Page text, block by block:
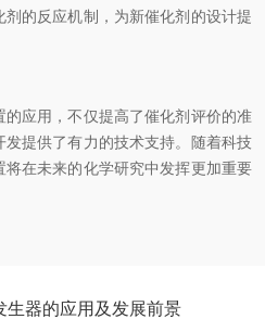
的反应机制，为新催化剂的设计提
应用，不仅提高了催化剂评价的准
提供了有力的技术支持。随着科技
在未来的化学研究中发挥更加重要
生器的应用及发展前景